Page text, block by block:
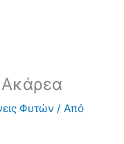
Φυτών / Από